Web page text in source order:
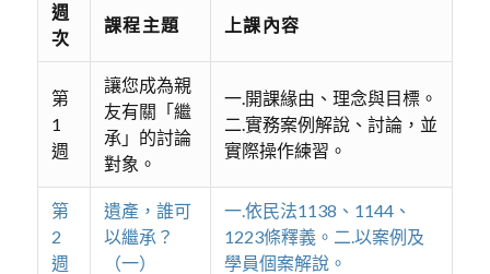
週
次
課程主題 上課內容
第
1
週
讓您成為親
友有關「繼
承」的討論
對象。
一.開課緣由、理念與目標。
二.實務案例解說、討論，並
實際操作練習。
第
2
週
遺產，誰可
以繼承？
（一）
一.依民法1138、1144、
1223條釋義。二.以案例及
學員個案解說。